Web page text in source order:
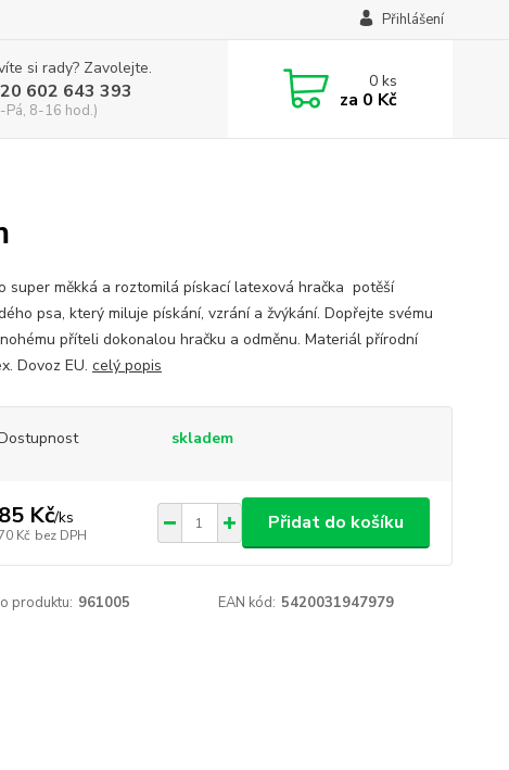
Přihlášení
si rady? Zavolejte.
602 643 393
Pá, 8-16 hod.)
0ks
za 0 Kč
super měkká a roztomilá pískací latexová hračka potěší
psa, který miluje pískání, vzrání a žvýkání. Dopřejte svému
příteli dokonalou hračku a odměnu. Materiál přírodní
Dovoz EU. celý popis
skladem
85 Kč/ks
Kč bez DPH
Přidat do košíku
produktu: 961005 EAN kód: 5420031947979